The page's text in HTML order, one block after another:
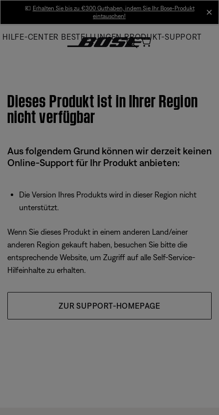
Main
💶 Erhalten Sie bis zu €300 Guthaben, indem Sie Ihr Bose-Produkt
eintauschen!
HILFE-CENTER BESTELLUNGEN PRODUKT-SUPPORT
Dieses Produkt ist in Ihrer Region
nicht verfügbar
Aus folgendem Grund können wir derzeit keinen
Online-Support für Ihr Produkt anbieten:
Die Version Ihres Produkts wird in dieser Region nicht
unterstützt.
Wenn Sie dieses Produkt in einem anderen Land/einer
anderen Region gekauft haben, besuchen Sie bitte die
entsprechende Website, um Zugriff auf alle Self-Service-
Hilfeinhalte zu erhalten.
ZUR SUPPORT-HOMEPAGE